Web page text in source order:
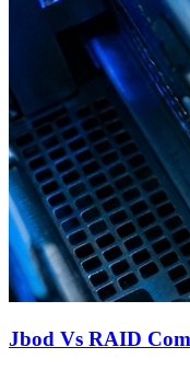
Jbod Vs RAID